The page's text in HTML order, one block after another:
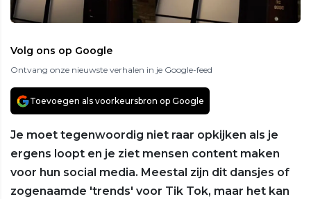
Volg ons op Google
Ontvang onze nieuwste verhalen in je Google-feed
Toevoegen als voorkeursbron op Google
Je moet tegenwoordig niet raar opkijken als je
ergens loopt en je ziet mensen content maken
voor hun social media. Meestal zijn dit dansjes of
zogenaamde 'trends' voor Tik Tok, maar het kan